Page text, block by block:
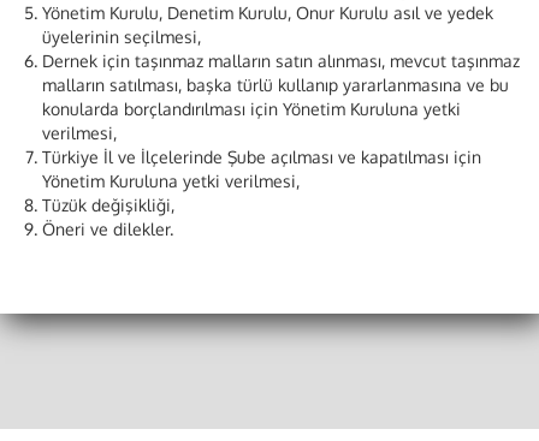
Yönetim Kurulu, Denetim Kurulu, Onur Kurulu asıl ve yedek
üyelerinin seçilmesi,
Dernek için taşınmaz malların satın alınması, mevcut taşınmaz
malların satılması, başka türlü kullanıp yararlanmasına ve bu
konularda borçlandırılması için Yönetim Kuruluna yetki
verilmesi,
Türkiye İl ve İlçelerinde Şube açılması ve kapatılması için
Yönetim Kuruluna yetki verilmesi,
Tüzük değişikliği,
Öneri ve dilekler.